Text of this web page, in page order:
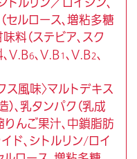
セルロース、増粘多糖
味料（ステビア、スク
V.B6、V.B1、V.B2、
ス風味〉マルトデキス
）、乳タンパク（乳成
りんご果汁、中鎖脂肪
ド、シトルリン/ロイ